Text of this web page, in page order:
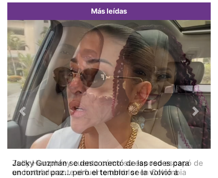
Más leídas
Zully Humphrey cuenta cómo su esposo escapó de
un hotel durante el fuerte temblor en Colombia
Previous Next